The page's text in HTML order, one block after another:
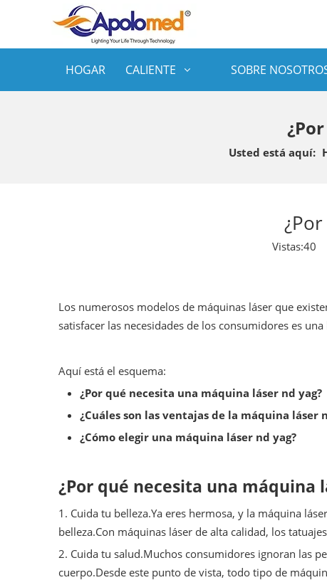
HOGAR CALIENTE SOBRE
Usted está aquí:
Vistas:40
Los numerosos modelos de máquinas láser que
satisfacer las necesidades de los consumidores es
Aquí está el esquema:
¿Por qué necesita una máquina láser nd yag?
¿Cuáles son las ventajas de la máquina láser
¿Cómo elegir una máquina láser nd yag?
¿Por qué necesita una máquina
1. Cuida tu belleza.Ya eres hermosa, y la máquina
belleza.Con máquinas láser de alta calidad, los
2. Cuida tu salud.Muchos consumidores ignoran las
cuerpo.Desde este punto de vista, todo tipo de